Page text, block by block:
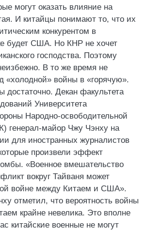
могут оказать влияние на
И китайцы понимают то, что их
конкурентом в
будет США. Но КНР не хочет
господства. Поэтому
В то же время не
«холодной» войны в «горячую».
достаточно. Декан факультета
Университета
Народно-освободительной
генерал-майор Чжу Чэнху на
для иностранных журналистов
произвели эффект
«Военное вмешательство
вокруг Тайваня может
войне между Китаем и США».
отметил, что вероятность войны
крайне невелика. Это вполне
китайские военные не могут